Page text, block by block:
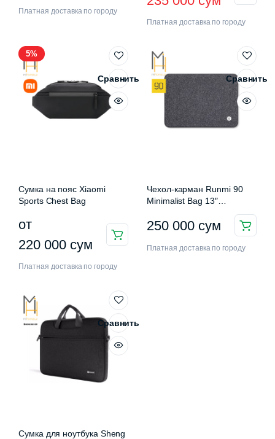
Платная доставка по городу
цена
составляла
240
000 сум.
цена:
235
000 сум.
Платная доставка по городу
5%
Сравнить
Сумка на пояс Xiaomi
Sports Chest Bag
от
220 000 сум
Этот
имеет
вариаций.
Опции
можно
выбрать
странице
Платная доставка по городу
Сравнить
Чехол-карман Runmi 90
Minimalist Bag 13″
250 000 сум
Платная доставка по городу
Сравнить
Сумка для ноутбука Sheng